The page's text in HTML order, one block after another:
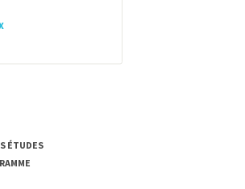
ÉTUDES